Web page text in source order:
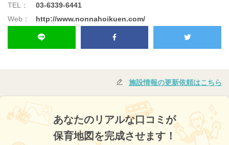
TEL：
03-6339-6441
Web：
http://www.nonnahoikuen.com/
施設情報の更新依頼はこちら
あなたのリアルな口コミが
保育地図を完成させます！